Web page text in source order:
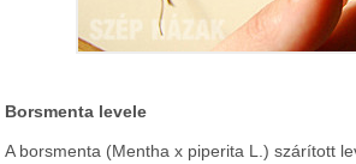
Borsmenta levele
A borsmenta (Mentha x piperita L.) szárított